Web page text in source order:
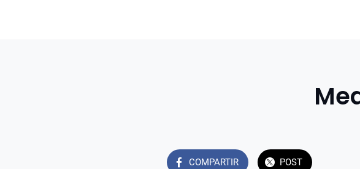
COMPARTIR POST